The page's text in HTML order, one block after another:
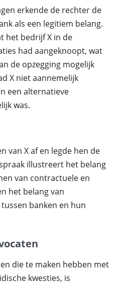
erkende de rechter de
als een legitiem belang.
het bedrijf X in de
had aangeknoopt, wat
de opzegging mogelijk
X niet aannemelijk
een alternatieve
was.
van X af en legde hen de
illustreert het belang
van contractuele en
het belang van
banken en hun
die te maken hebben met
kwesties, is